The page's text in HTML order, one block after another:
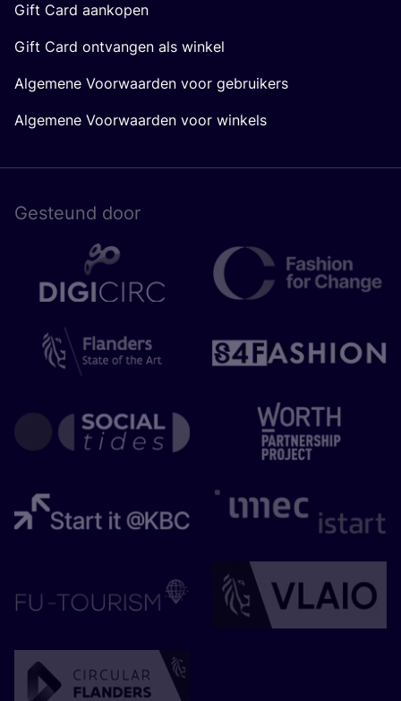
Gift Card aankopen
Gift Card ontvangen als winkel
Algemene Voorwaarden voor gebruikers
Algemene Voorwaarden voor winkels
Gesteund door